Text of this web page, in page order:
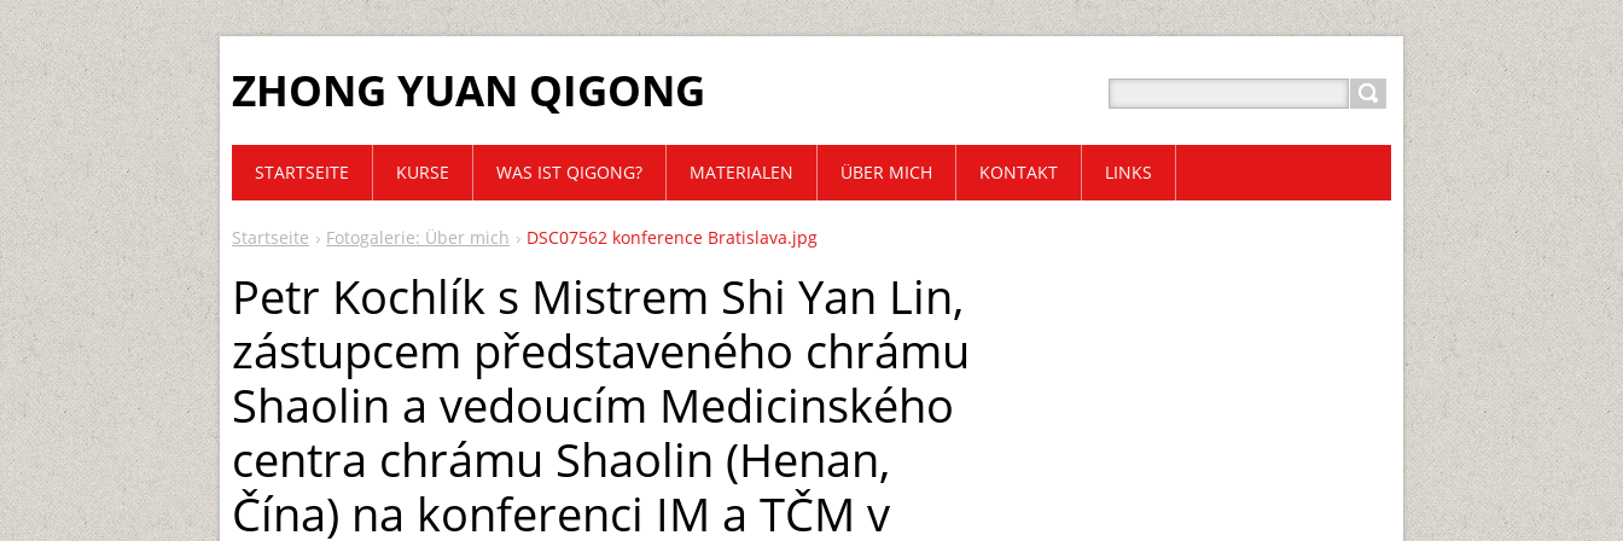
ZHONG YUAN QIGONG
Startseite Fotogalerie: Über mich DSC07562 konference Bratislava.jpg
Petr Kochlík s Mistrem Shi Yan Lin,
zástupcem představeného chrámu
Shaolin a vedoucím Medicinského
centra chrámu Shaolin (Henan,
Čína) na konferenci IM a TČM v
STARTSEITE KURSE WAS IST QIGONG? MATERIALEN ÜBER MICH KONTAKT LINKS